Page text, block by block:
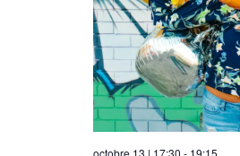
octobre 13 | 17:30 - 19:15